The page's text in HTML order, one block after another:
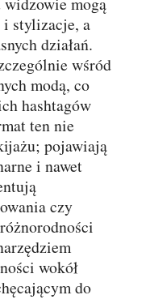
stylizacje, a
działań.
wśród
modą, co
hashtagów
ten nie
pojawiają
i nawet
czy
wokół
do